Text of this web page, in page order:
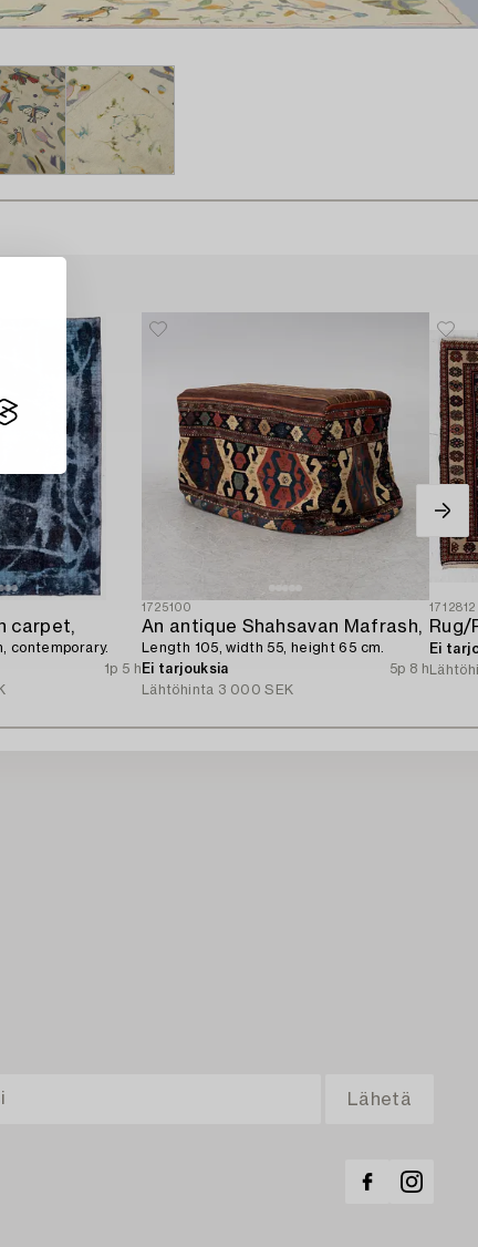
carpet,
contemporary.
1p 5 h
1725100
An antique Shahsavan Mafrash,
Length 105, width 55, height 65 cm.
Ei tarjouksia
5p 8 h
Lähtöhinta 3 000 SEK
1712812
Ei